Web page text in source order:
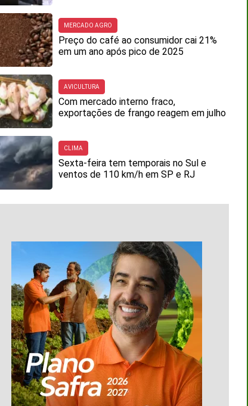
MERCADO AGRO
Preço do café ao consumidor cai 21%
em um ano após pico de 2025
AVICULTURA
Com mercado interno fraco,
exportações de frango reagem em julho
CLIMA
Sexta-feira tem temporais no Sul e
ventos de 110 km/h em SP e RJ